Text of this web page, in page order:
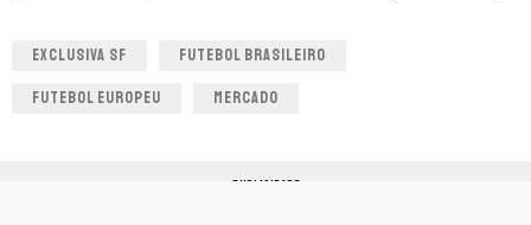
EXCLUSIVA SF FUTEBOL BRASILEIRO
FUTEBOL EUROPEU MERCADO
PUBLICIDADE